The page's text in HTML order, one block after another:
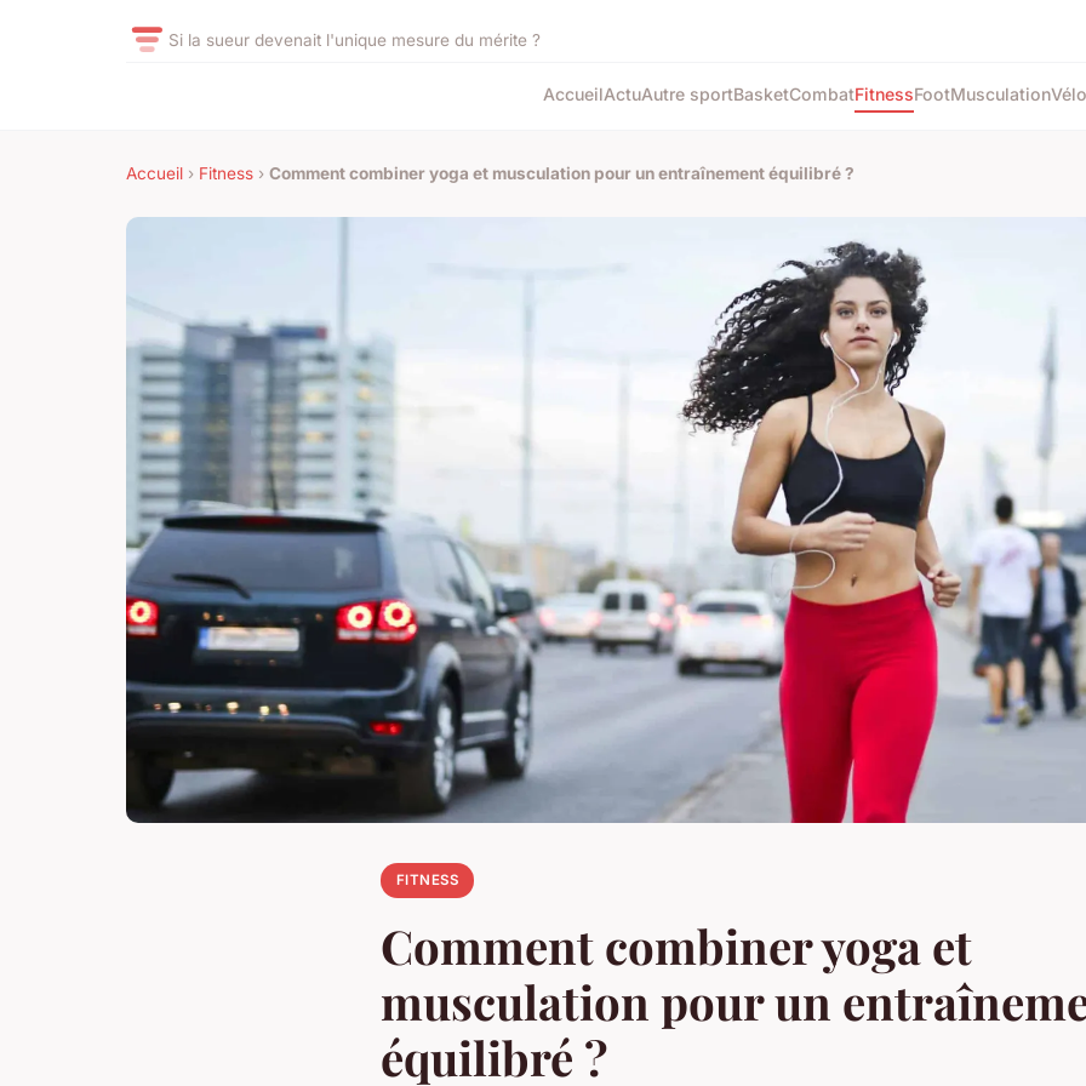
Si la sueur devenait l'unique mesure du mérite ?
AccueilActuAutre sportBasketCombatFitnessFootMusculationVélo
Accueil › Fitness › Comment combiner yoga et musculation pour un entraînement équilibré ?
FITNESS
Comment combiner yoga et
musculation pour un
équilibré ?